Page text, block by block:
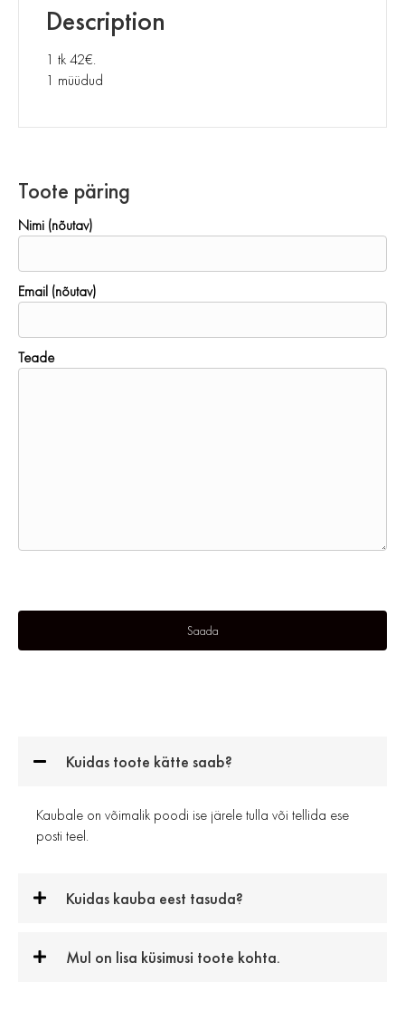
Description
1 tk 42€.
1 müüdud
Toote päring
Nimi (nõutav)
Email (nõutav)
Teade
Kuidas toote kätte saab?
Kaubale on võimalik poodi ise järele tulla või tellida ese
posti teel.
Kuidas kauba eest tasuda?
Mul on lisa küsimusi toote kohta.